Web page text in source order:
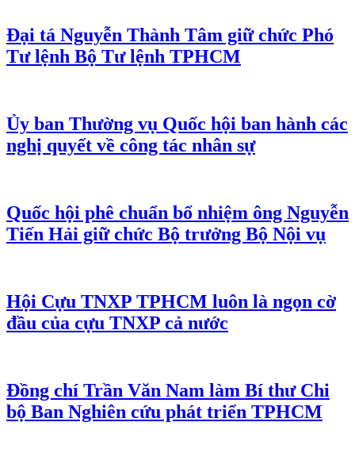
Đại tá Nguyễn Thành Tâm giữ chức Phó
Tư lệnh Bộ Tư lệnh TPHCM
Ủy ban Thường vụ Quốc hội ban hành các
nghị quyết về công tác nhân sự
Quốc hội phê chuẩn bổ nhiệm ông Nguyễn
Tiến Hải giữ chức Bộ trưởng Bộ Nội vụ
Hội Cựu TNXP TPHCM luôn là ngọn cờ
đầu của cựu TNXP cả nước
Đồng chí Trần Văn Nam làm Bí thư Chi
bộ Ban Nghiên cứu phát triển TPHCM